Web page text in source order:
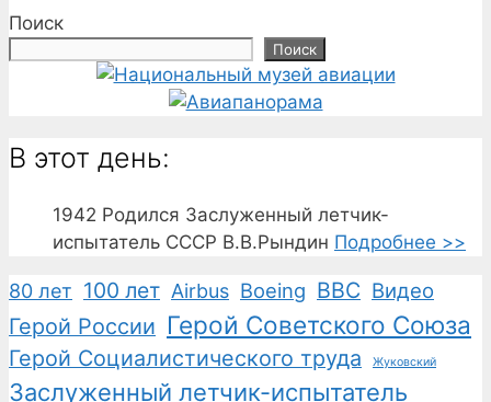
Поиск
Поиск
В этот день:
1942 Родился Заслуженный летчик-
испытатель СССР В.В.Рындин Подробнее >>
80 лет 100 лет Airbus Boeing ВВС Видео
Герой России Герой Советского Союза
Герой Социалистического труда Жуковский
Заслуженный летчик-испытатель